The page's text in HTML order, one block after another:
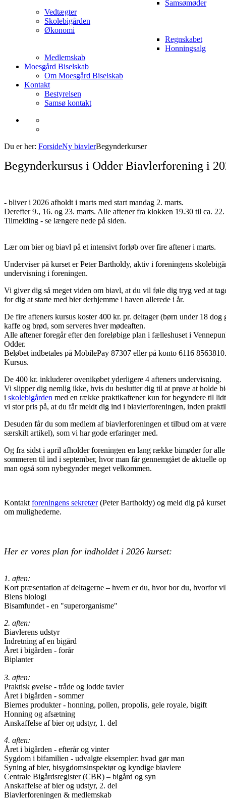
Samsømøder
Vedtægter
Skolebigården
Økonomi
Regnskabet
Honningsalg
Medlemskab
Moesgård Biselskab
Om Moesgård Biselskab
Kontakt
Bestyrelsen
Samsø kontakt
Du er her: ForsideNy biavlerBegynderkurser
Begynderkursus i Odder Biavlerforening i
- bliver i 2026 afholdt i marts med start mandag 2. marts.
Derefter 9., 16. og 23. marts. Alle aftener fra klokken 19.30 til ca. 22.
Tilmelding - se længere nede på siden.
Lær om bier og biavl på et intensivt forløb over fire aftener i marts.
Underviser på kurset er Peter Bartholdy, aktiv i foreningens
undervisning i foreningen.
Vi giver dig så meget viden om biavl, at du vil føle dig tryg ved at
for dig at starte med bier derhjemme i haven allerede i år.
De fire afteners kursus koster 400 kr. pr. deltager (børn under 18
kaffe og brød, som serveres hver mødeaften.
Alle aftener foregår efter den foreløbige plan i fælleshuset i
Odder.
Beløbet indbetales på MobilePay 87307 eller på konto 6116
Kursus.
De 400 kr. inkluderer ovenikøbet yderligere 4 afteners undervisning.
Vi slipper dig nemlig ikke, hvis du beslutter dig til at prøve at holde
i skolebigården med en række praktikaftener kun for begyndere til
vi stor pris på, at du får meldt dig ind i biavlerforeningen, inden
Desuden får du som medlem af biavlerforeningen et tilbud om at
særskilt artikel), som vi har gode erfaringer med.
Og fra sidst i april afholder foreningen en lang række bimøder for alle
sommeren til ind i september, hvor man får gennemgået de aktuelle
man også som nybegynder meget velkommen.
Kontakt foreningens sekretær(Peter Bartholdy) og meld dig på
om mulighederne.
Her er vores plan for indholdet i 2026 kurset:
1. aften:
Kort præsentation af deltagerne – hvem er du, hvor bor du, hvorfor
Biens biologi
Bisamfundet - en "superorganisme"
2. aften:
Biavlerens udstyr
Indretning af en bigård
Året i bigården - forår
Biplanter
3. aften:
Praktisk øvelse - tråde og lodde tavler
Året i bigården - sommer
Biernes produkter - honning, pollen, propolis, gele royale, bigift
Honning og afsætning
Anskaffelse af bier og udstyr, 1. del
4. aften:
Året i bigården - efterår og vinter
Sygdom i bifamilien - udvalgte eksempler: hvad gør man
Syning af bier, bisygdomsinspektør og kyndige biavlere
Centrale Bigårdsregister (CBR) – bigård og syn
Anskaffelse af bier og udstyr, 2. del
Biavlerforeningen & medlemskab